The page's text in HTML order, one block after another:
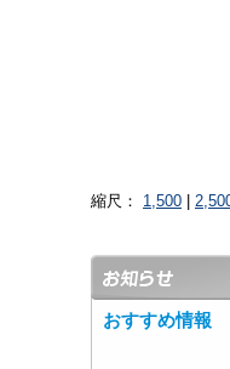
縮尺： 1,500
おすすめ情報